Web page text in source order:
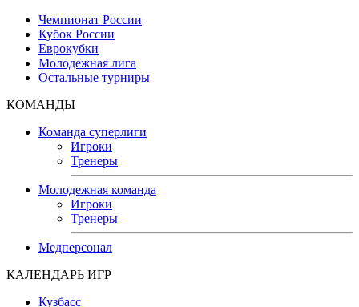
Чемпионат России
Кубок России
Еврокубки
Молодежная лига
Остальные турниры
КОМАНДЫ
Команда суперлиги
Игроки
Тренеры
Молодежная команда
Игроки
Тренеры
Медперсонал
КАЛЕНДАРЬ ИГР
Кузбасс